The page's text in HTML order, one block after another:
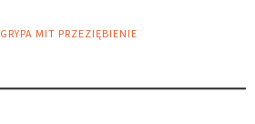
GRYPA MIT PRZEZIĘBIENIE